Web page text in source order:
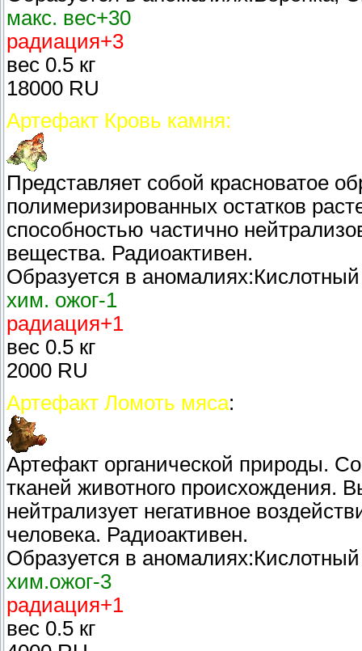
макс. вес+30
радиация+3
вес 0.5 кг
18000 RU
Артефакт Кровь камня:
Представляет собой красноватое
полимеризированных остатков
способностью частично
вещества. Радиоактивен.
Образуется в
хим. ожог-1
радиация+1
вес 0.5 кг
2000 RU
Артефакт Ломоть мяса:
Артефакт органической природы.
тканей животного происхождения.
нейтрализует негативное
человека. Радиоактивен.
Образуется в
хим.ожог-3
радиация+1
вес 0.5 кг